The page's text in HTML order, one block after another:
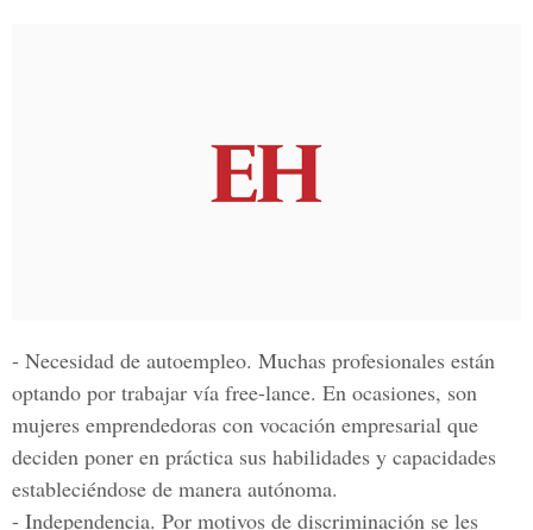
- Necesidad de autoempleo. Muchas profesionales están
optando por trabajar vía free-lance. En ocasiones, son
mujeres emprendedoras con vocación empresarial que
deciden poner en práctica sus habilidades y capacidades
estableciéndose de manera autónoma.
- Independencia. Por motivos de discriminación se les